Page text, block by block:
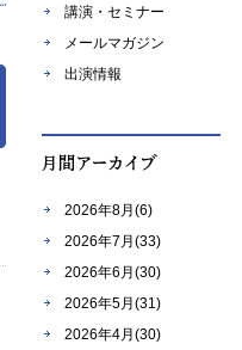
講演・セミナー
メールマガジン
出演情報
2026年8月(6)
2026年7月(33)
2026年6月(30)
2026年5月(31)
2026年4月(30)